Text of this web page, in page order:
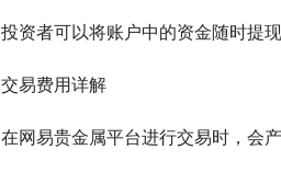
投资者可以将账户中的资金随时提
交易费用详解
在网易贵金属平台进行交易时，会